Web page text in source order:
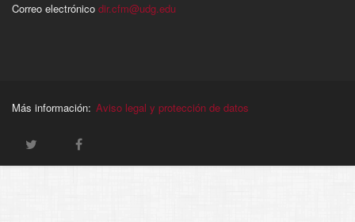
Correo electrónico dir.cfm@udg.edu
Más información: Aviso legal y protección de datos